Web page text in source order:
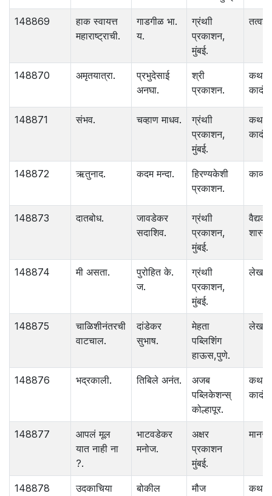
148869
हाक स्वायत्त
महाराष्ट्राची.
गाडगीळ भा.
य.
ग्रंथाी
प्रकाशन,
मुंबई.
148870 अमृतयात्रा.
प्रभुदेसाई
अनघा.
श्री
प्रकाशन.
कथा
148871 संभव. चव्हाण माधव.
ग्रंथाी
प्रकाशन,
मुंबई.
कथा
148872 ऋतुनाद. कदम मन्दा.
हिरण्यकेशी
प्रकाशन.
काव्य.
148873 दातबोध.
जावडेकर
सदाशिव.
ग्रंथाी
प्रकाशन,
मुंबई.
वैद्यक
148874 मी असता.
पुरोहित के.
ज.
ग्रंथाी
प्रकाशन,
मुंबई.
लेख
148875
चाळिशीनंतरची
वाटचाल.
दांडेकर
सुभाष.
मेहता
पब्लिशिंंग
हाऊस,पुणे.
लेख
148876 भद्रकाली. तिबिले अनंत.
अजब
पब्लिकेशन्स्
कोल्हापूर.
कथा
148877
आपलं मूल
यात नाही ना
?.
भाटवडेकर
मनोज.
अक्षर
प्रकाशन
मुंबई.
148878
उदकाचिया
बोकील
मौज
कथा